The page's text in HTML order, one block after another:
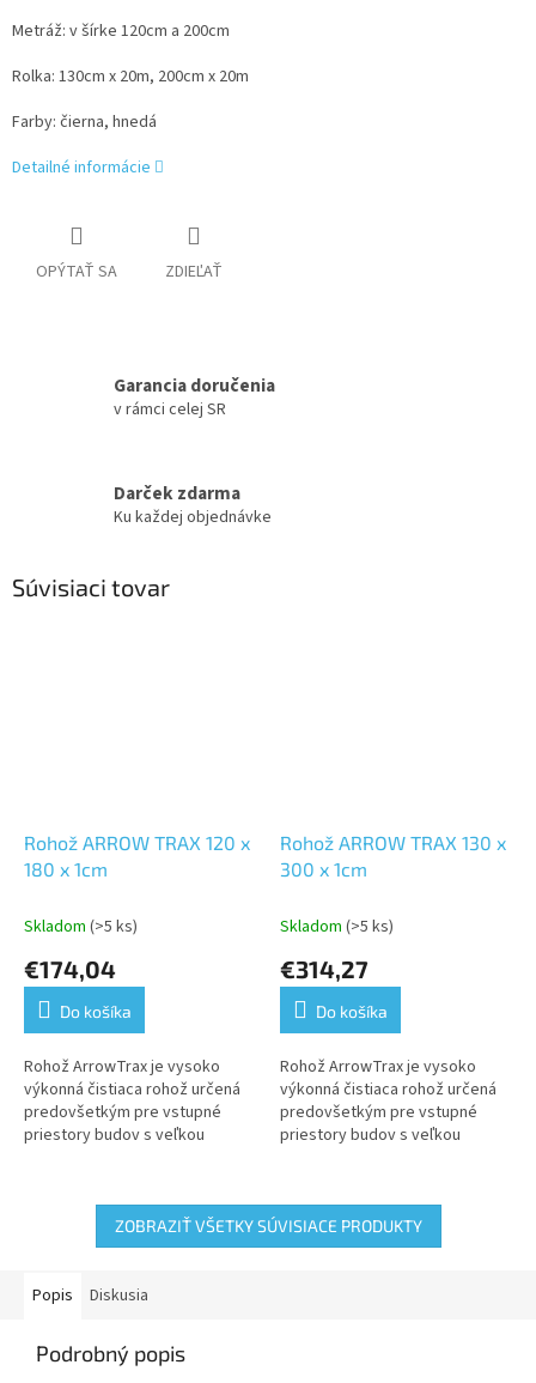
Metráž: v šírke 120cm a 200cm
Rolka: 130cm x 20m, 200cm x 20m
Farby: čierna, hnedá
Detailné informácie
OPÝTAŤ SA ZDIEĽAŤ
Garancia doručenia
v rámci celej SR
Darček zdarma
Ku každej objednávke
Súvisiaci tovar
Rohož ARROW TRAX 120 x
180 x 1cm
Skladom (>5 ks)
€174,04
Do košíka
Rohož ArrowTrax je vysoko
výkonná čistiaca rohož určená
predovšetkým pre vstupné
priestory budov s veľkou
nečistôt a...
Rohož ARROW TRAX 130 x
300 x 1cm
Skladom (>5 ks)
€314,27
Do košíka
Rohož ArrowTrax je vysoko
výkonná čistiaca rohož určená
predovšetkým pre vstupné
priestory budov s veľkou
nečistôt a...
ZOBRAZIŤ VŠETKY SÚVISIACE PRODUKTY
Popis Diskusia
Podrobný popis